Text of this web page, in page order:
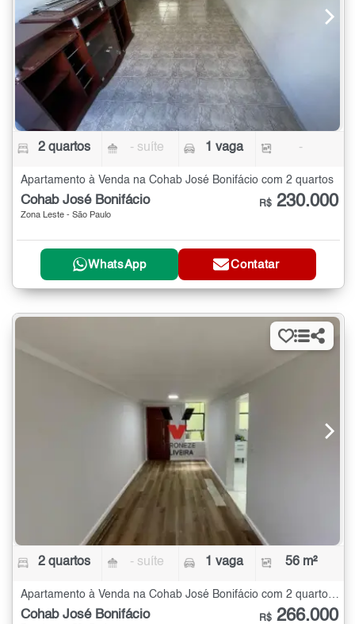
2 quartos - suíte 1 vaga -
Apartamento à Venda na Cohab José Bonifácio com 2 quartos
Cohab José Bonifácio
Zona Leste - São Paulo
R$ 230.000
WhatsApp Contatar
2 quartos - suíte 1 vaga 56 m²
Apartamento à Venda na Cohab José Bonifácio com 2 quartos - 56 m²
Cohab José Bonifácio R$ 266.000